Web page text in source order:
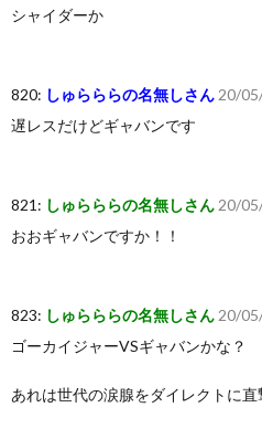
シャイダーか
820: しゅらららの名無しさん 20/
遅レスだけどギャバンです
821: しゅらららの名無しさん 20/
おおギャバンですか！！
823: しゅらららの名無しさん 20/
ゴーカイジャーVSギャバンかな？
あれは世代の涙腺をダイレクトに